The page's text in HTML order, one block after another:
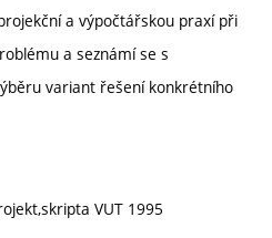
a výpočtářskou praxí při
a seznámí se s
variant řešení konkrétního
VUT 1995